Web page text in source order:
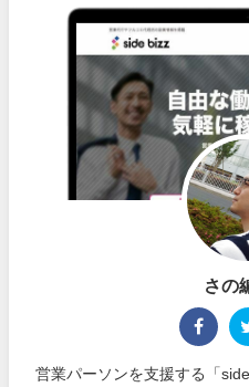
さの
営業パーソンを支援する「